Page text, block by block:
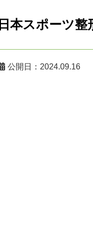
日本スポーツ
公開日：2024.09.16